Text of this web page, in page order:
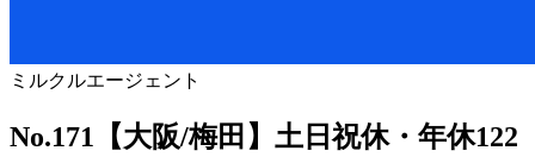
ミルクルエージェント
No.171【大阪/梅田】土日祝休・年休122